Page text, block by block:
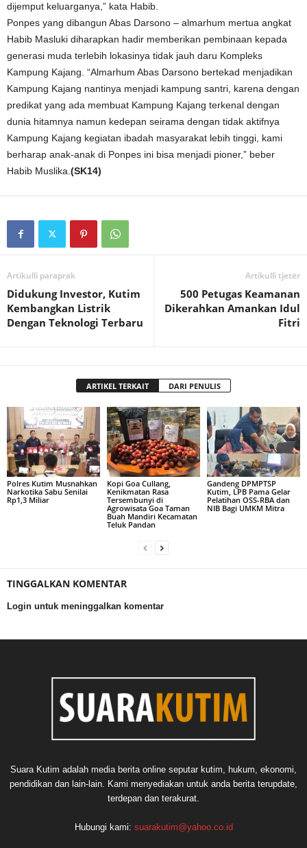
dijemput keluarganya,” kata Habib.
Ponpes yang dibangun Abas Darsono – almarhum mertua angkat
Habib Masluki diharapkan hadir memberikan pembinaan kepada
generasi muda terlebih lokasinya tidak jauh daru Kompleks
Kampung Kajang. “Almarhum Abas Darsono bertekad menjadikan
Kampung Kajang nantinya menjadi kampung santri, karena dengan
predikat yang ada membuat Kampung Kajang terkenal dengan
dunia hitamnya namun kedepan seirama dengan tidak aktifnya
Kampung Kajang kegiatan ibadah masyarakat lebih tinggi, kami
berharap anak-anak di Ponpes ini bisa menjadi pioner,” beber
Habib Muslika. (SK14)
Artikulli paraprak
Didukung Investor, Kutim
Kembangkan Listrik
Dengan Teknologi Terbaru
Artikulli tjetër
500 Petugas Keamanan
Dikerahkan Amankan Idul
Fitri
ARTIKEL TERKAIT DARI PENULIS
Polres Kutim Musnahkan
Narkotika Sabu Senilai
Rp1,3 Miliar
Kopi Goa Cullang,
Kenikmatan Rasa
Tersembunyi di
Agrowisata Goa Taman
Buah Mandiri Kecamatan
Teluk Pandan
Gandeng DPMPTSP
Kutim, LPB Pama Gelar
Pelatihan OSS-RBA dan
NIB Bagi UMKM Mitra
TINGGALKAN KOMENTAR
Login untuk meninggalkan komentar
Suara Kutim adalah media berita online seputar kutim, hukum, ekonomi,
pendidikan dan lain-lain. Kami menyediakan untuk anda berita terupdate,
terdepan dan terakurat.
Hubungi kami: suarakutim@yahoo.co.id